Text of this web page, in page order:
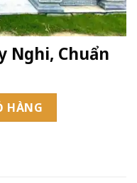
Nghi, Chuẩn
Phong Thủy - Mã 06 số
HÀNG